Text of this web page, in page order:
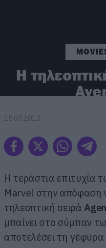
Η
15.05.2013
Η τεράστια επιτυχία
Marvel στην απόφαση
τηλεοπτική σειρά
μπαίνει στο σύμπαν
αποτελέσει τη γέφυρα